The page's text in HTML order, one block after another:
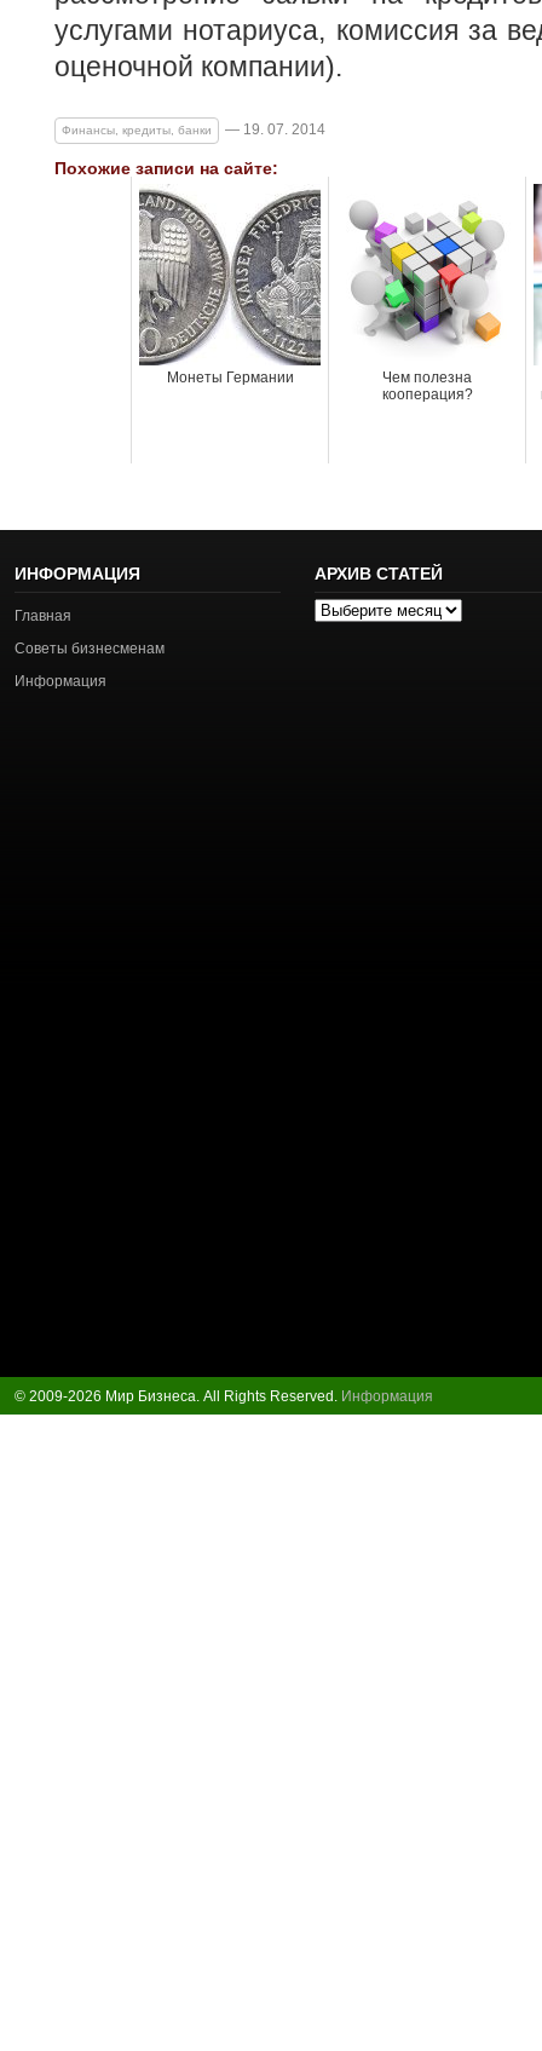
услугами нотариуса, комиссия за
оценочной компании).
Финансы, кредиты, банки — 19. 07. 2014
Похожие записи на сайте:
Монеты Германии
Чем полезна
кооперация?
ИНФОРМАЦИЯ
Главная
Советы бизнесменам
Информация
АРХИВ СТАТЕЙ
Архив
© 2009-2026 Мир Бизнеса. All Rights Reserved. Информация